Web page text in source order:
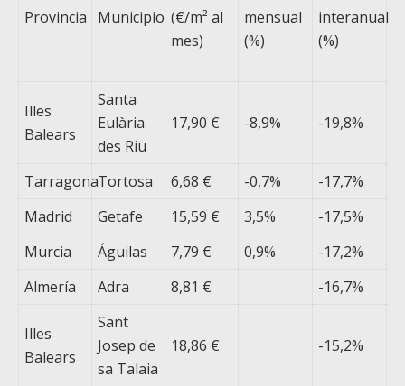
Provincia Municipio (€/m² al
mes)
mensual
(%)
interanual
(%)
Illes
Balears
Santa
Eulària
des Riu
17,90 € -8,9% -19,8%
TarragonaTortosa 6,68 € -0,7%
-17,7%
Madrid
Getafe 15,59 € 3,5%
-17,5%
Murcia
Águilas 7,79 € 0,9%
-17,2%
Almería
Adra 8,81 € -16,7%
Illes
Balears
Sant
Josep de
sa Talaia
18,86 € -15,2%